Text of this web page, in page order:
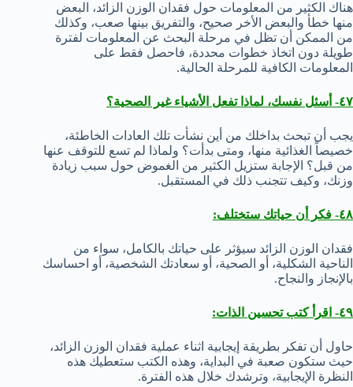
هناك الكثير من المعلومات حول فقدان الوزن الزائد، البعض
منها خطأ والبعض الأخر صحيح، والتفريق بينها صعب، وكذلك
من الممكن أن تظل في مرحلة البحث عن المعلومات لفترة
طويلة دون اتخاذ خطوات محددة، فاحصل فقط على
المعلومات الكافية للمرحلة الحالية.
٤٧- أسئل نفسك، لماذا تفعل الأشياء غير الصحية؟
يجب أن تبحث بداخلك من أين نشأت تلك العادات الخاطئة،
خصيصاً الغذائية منها، ومتى بدأت؟ ولماذا لم تسع للتوقف عنها
من قبل؟ الإجابة ستزيل الكثير من الغموض حول سبب زيادة
وزنك، وكيف تتجنب ذلك في المستقبل.
٤٨- فكر أن حياتك ستختلف:
فقدان الوزن الزائد سيؤثر على حياتك بالكامل، سواء من
الناحية الشكلية، أو الصحية، أو سعادتك الشخصية، أو احساسك
بالإنجاز والنجاح.
٤٩- اقرأ كتب تحسين الذات:
حاول أن تفكر بطريقة إيجابية اثناء عملية فقدان الوزن الزائد،
حيث ستكون صعبة في البداية، وهذه الكتب ستعطيك هذه
النظرة الإيجابية، وترشدك خلال هذه الفترة.